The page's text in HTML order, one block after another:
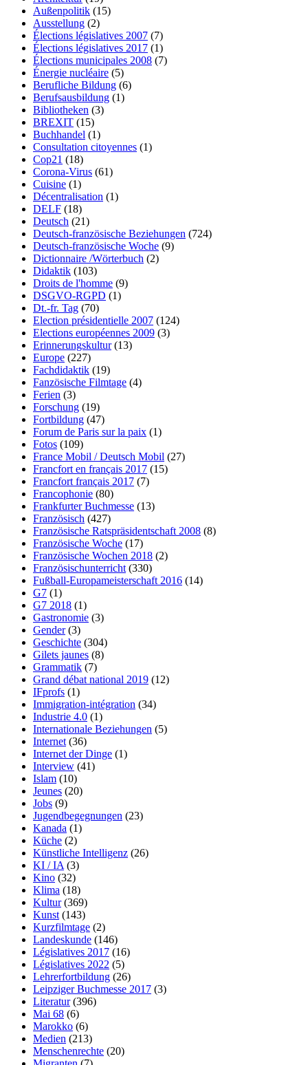
Außenpolitik (15)
Ausstellung (2)
Élections législatives 2007 (7)
Élections législatives 2017 (1)
Élections municipales 2008 (7)
Énergie nucléaire (5)
Berufliche Bildung (6)
Berufsausbildung (1)
Bibliotheken (3)
BREXIT (15)
Buchhandel (1)
Consultation citoyennes (1)
Cop21 (18)
Corona-Virus (61)
Cuisine (1)
Décentralisation (1)
DELF (18)
Deutsch (21)
Deutsch-französische Beziehungen (724)
Deutsch-französische Woche (9)
Dictionnaire /Wörterbuch (2)
Didaktik (103)
Droits de l'homme (9)
DSGVO-RGPD (1)
Dt.-fr. Tag (70)
Election présidentielle 2007 (124)
Elections européennes 2009 (3)
Erinnerungskultur(13)
Europe (227)
Fachdidaktik (19)
Fanzösische Filmtage (4)
Ferien (3)
Forschung (19)
Fortbildung (47)
Forum de Paris sur la paix (1)
Fotos (109)
France Mobil / Deutsch Mobil (27)
Francfort en français 2017 (15)
Francfort français 2017 (7)
Francophonie (80)
Frankfurter Buchmesse (13)
Französisch (427)
Französische Ratspräsidentschaft 2008 (8)
Französische Woche (17)
Französische Wochen 2018 (2)
Französischunterricht (330)
Fußball-Europameisterschaft 2016 (14)
G7 (1)
G7 2018 (1)
Gastronomie (3)
Gender(3)
Geschichte (304)
Gilets jaunes (8)
Grammatik (7)
Grand débat national 2019 (12)
IFprofs (1)
Immigration-intégration (34)
Industrie 4.0 (1)
Internationale Beziehungen (5)
Internet (36)
Internet der Dinge (1)
Interview (41)
Islam (10)
Jeunes (20)
Jobs (9)
Jugendbegegnungen (23)
Kanada (1)
Küche (2)
Künstliche Intelligenz (26)
KI / IA (3)
Kino (32)
Klima (18)
Kultur(369)
Kunst (143)
Kurzfilmtage (2)
Landeskunde (146)
Législatives 2017 (16)
Législatives 2022 (5)
Lehrerfortbildung (26)
Leipziger Buchmesse 2017 (3)
Literatur(396)
Mai 68 (6)
Marokko (6)
Medien (213)
Menschenrechte (20)